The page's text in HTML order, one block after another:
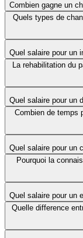
Combien gagne un
Quels types de
Quel salaire pour un
La rehabilitation du
Quel salaire pour un
Combien de temps
Quel salaire pour un
Pourquoi la
Quel salaire pour un
Quelle difference